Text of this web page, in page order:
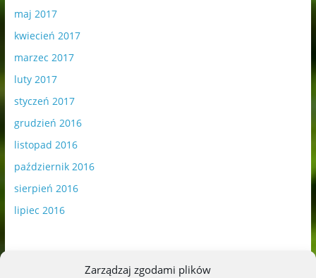
Zarządzaj zgodami plików
maj 2017
kwiecień 2017
marzec 2017
luty 2017
styczeń 2017
grudzień 2016
listopad 2016
październik 2016
sierpień 2016
lipiec 2016